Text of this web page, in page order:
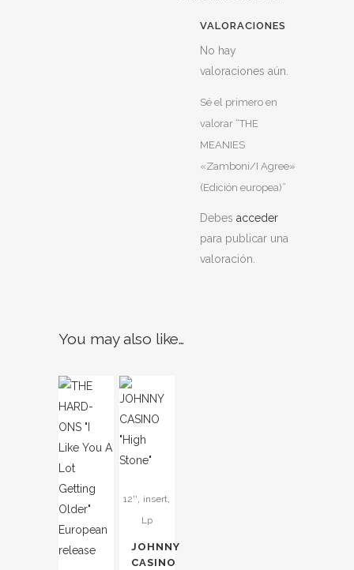
VALORACIONES
No hay
valoraciones aún.
Sé el primero en
valorar “THE
MEANIES
«Zamboni​​​/​​​I Agree»
(Edici​ó​n europea)”
Debes acceder
para publicar una
valoración.
You may also like…
12'' insert
Lp
JOHNNY
CASINO